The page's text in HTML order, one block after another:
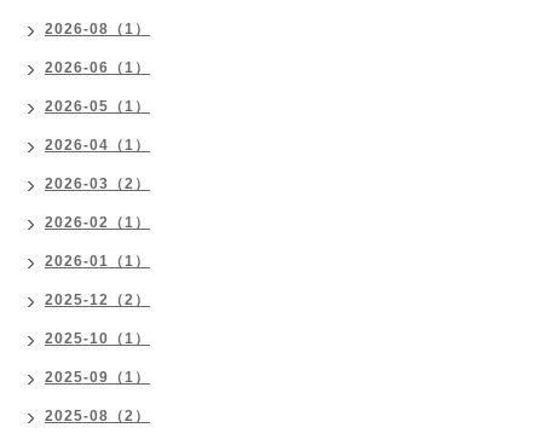
2026-08（1）
2026-06（1）
2026-05（1）
2026-04（1）
2026-03（2）
2026-02（1）
2026-01（1）
2025-12（2）
2025-10（1）
2025-09（1）
2025-08（2）